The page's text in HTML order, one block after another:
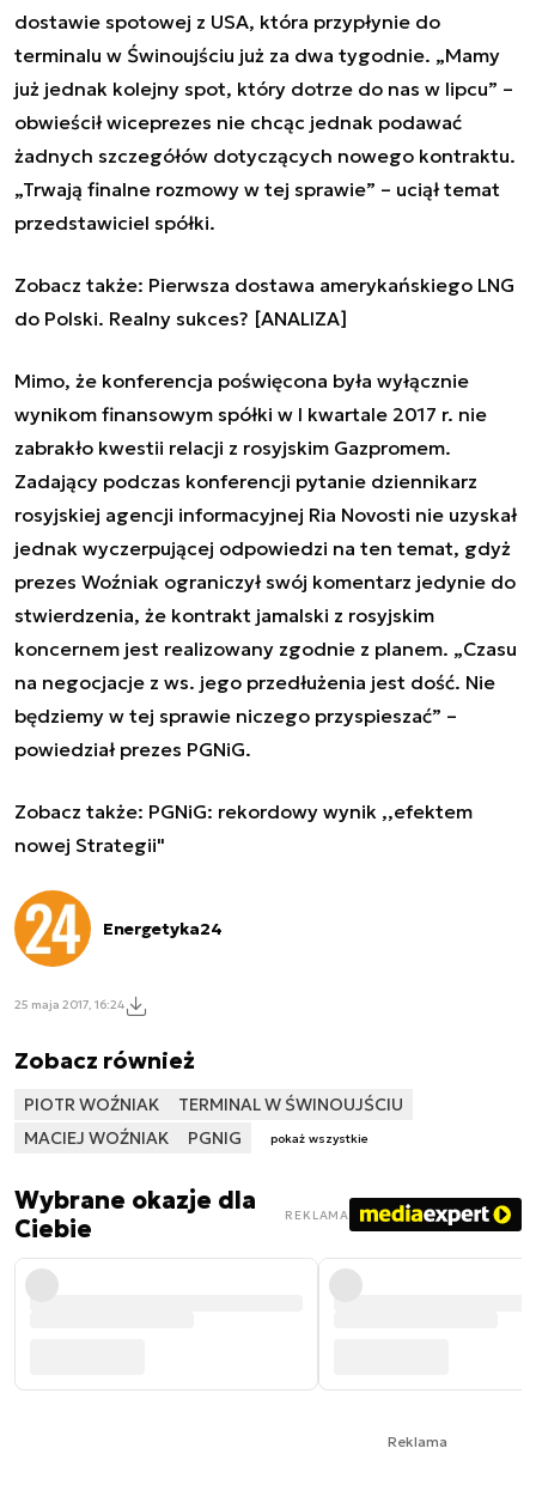
dostawie spotowej z USA, która przypłynie do
terminalu w Świnoujściu już za dwa tygodnie. „Mamy
już jednak kolejny spot, który dotrze do nas w lipcu” –
obwieścił wiceprezes nie chcąc jednak podawać
żadnych szczegółów dotyczących nowego kontraktu.
„Trwają finalne rozmowy w tej sprawie” – uciął temat
przedstawiciel spółki.
Zobacz także: Pierwsza dostawa amerykańskiego LNG
do Polski. Realny sukces? [ANALIZA]
Mimo, że konferencja poświęcona była wyłącznie
wynikom finansowym spółki w I kwartale 2017 r. nie
zabrakło kwestii relacji z rosyjskim Gazpromem.
Zadający podczas konferencji pytanie dziennikarz
rosyjskiej agencji informacyjnej Ria Novosti nie uzyskał
jednak wyczerpującej odpowiedzi na ten temat, gdyż
prezes Woźniak ograniczył swój komentarz jedynie do
stwierdzenia, że kontrakt jamalski z rosyjskim
koncernem jest realizowany zgodnie z planem. „Czasu
na negocjacje z ws. jego przedłużenia jest dość. Nie
będziemy w tej sprawie niczego przyspieszać” –
powiedział prezes PGNiG.
Zobacz także: PGNiG: rekordowy wynik ,,efektem
nowej Strategii"
Energetyka24
25 maja 2017, 16:24
Zobacz również
PIOTR WOŹNIAK
TERMINAL W ŚWINOUJŚCIU
MACIEJ WOŹNIAK
PGNIG pokaż wszystkie
Wybrane okazje dla
Ciebie
REKLAMA
Reklama